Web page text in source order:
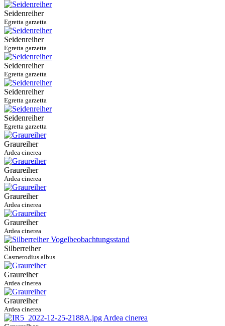
Seidenreiher
Egretta garzetta
Seidenreiher
Egretta garzetta
Seidenreiher
Egretta garzetta
Seidenreiher
Egretta garzetta
Seidenreiher
Egretta garzetta
Graureiher
Ardea cinerea
Graureiher
Ardea cinerea
Graureiher
Ardea cinerea
Graureiher
Ardea cinerea
Silberreiher
Casmerodius albus
Graureiher
Ardea cinerea
Graureiher
Ardea cinerea